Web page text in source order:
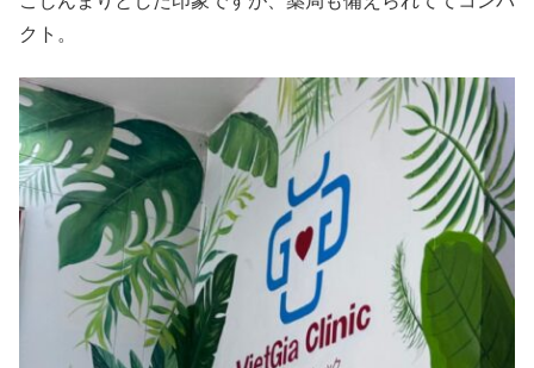
クト。